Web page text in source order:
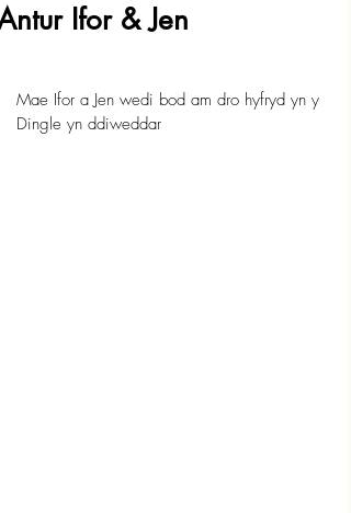
Ifor & Jen
Mae Ifor a Jen wedi bod am dro hyfryd yn y
Dingle yn ddiweddar